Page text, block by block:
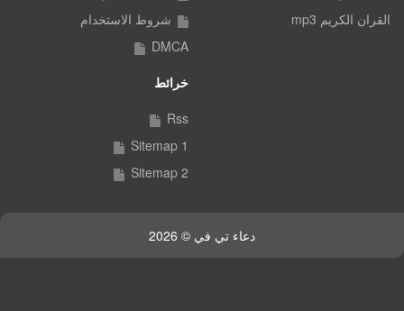
القران الكريم mp3
شروط الاستخدام
DMCA
خرائط
Rss
Sitemap 1
Sitemap 2
دعاء تي في © 2026